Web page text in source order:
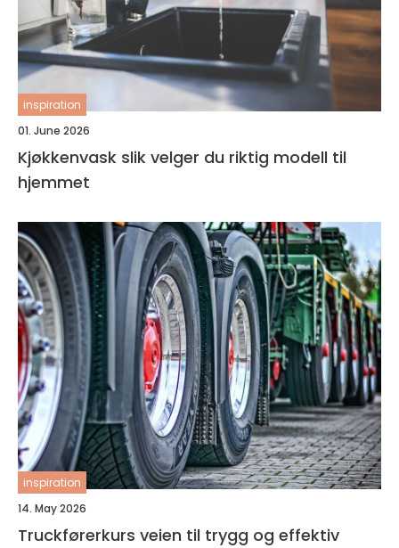
inspiration
01. June 2026
Kjøkkenvask slik velger du riktig modell til
hjemmet
inspiration
14. May 2026
Truckførerkurs veien til trygg og effektiv